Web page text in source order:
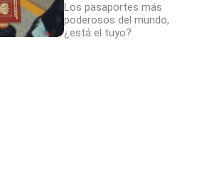
Los pasaportes más
poderosos del mundo,
¿está el tuyo?